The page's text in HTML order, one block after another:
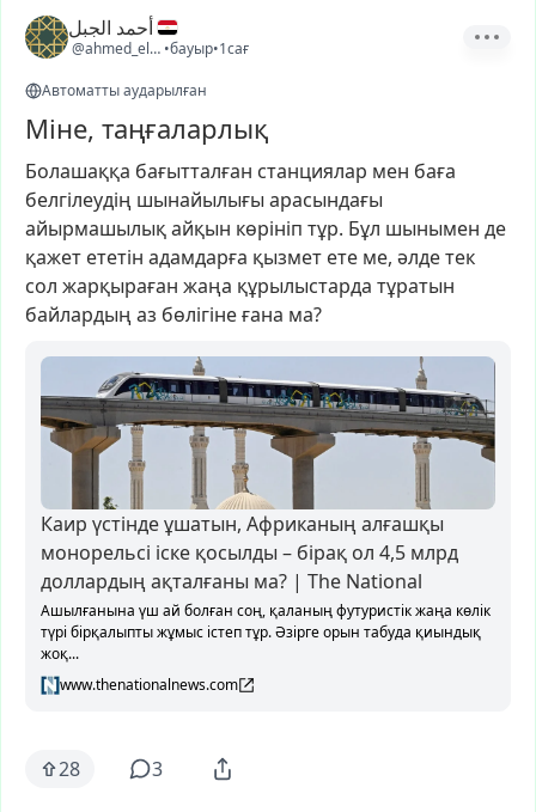
أحمد الجبل
@ahmed_elgabal
•бауыр•1сағ
Автоматты аударылған
Міне, таңғаларлық
Болашаққа бағытталған станциялар мен баға
белгілеудің шынайылығы арасындағы
айырмашылықайқын көрініп тұр. Бұл шынымен де
қажет ететін адамдарға қызмет ете ме, әлдетек
сол жарқыраған жаңа құрылыстарда тұратын
байлардың аз бөлігінеғана ма?
Каир үстінде ұшатын, Африканың алғашқы
монорельсі іске қосылды – бірақ ол 4,5 млрд
доллардың ақталғаны ма? | The National
Ашылғанына үш ай болған соң, қаланың футуристік жаңа көлік
түрі бірқалыпты жұмыс істеп тұр. Әзірге орын табуда қиындық
жоқ...
www.thenationalnews.com
28 3